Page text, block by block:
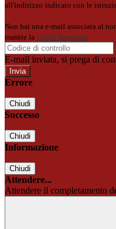
all'indirizzo indicato con le
Non hai una e-mail associata al
tramite la Login Spaggiari
E-mail inviata, si prega di
Errore
Chiudi
Successo
Chiudi
Informazione
Chiudi
Attendere...
Attendere il completamento